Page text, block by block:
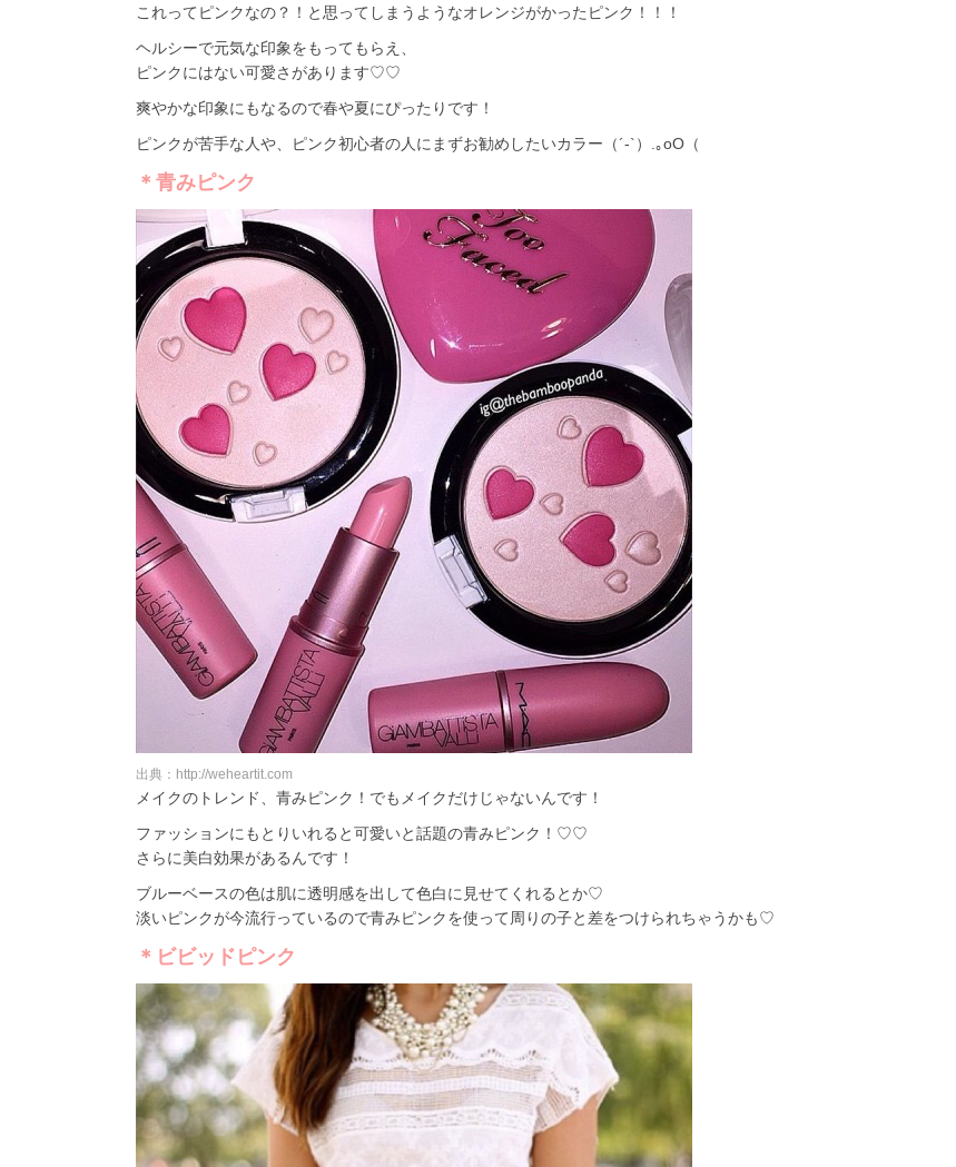
これってピンクなの？！と思ってしまうようなオレンジがかったピンク！！！
ヘルシーで元気な印象をもってもらえ、
ピンクにはない可愛さがあります♡♡
爽やかな印象にもなるので春や夏にぴったりです！
ピンクが苦手な人や、ピンク初心者の人にまずお勧めしたいカラー（´-`）.｡oO（
＊青みピンク
出典：http://weheartit.com
メイクのトレンド、青みピンク！でもメイクだけじゃないんです！
ファッションにもとりいれると可愛いと話題の青みピンク！♡♡
さらに美白効果があるんです！
ブルーベースの色は肌に透明感を出して色白に見せてくれるとか♡
淡いピンクが今流行っているので青みピンクを使って周りの子と差をつけられちゃうかも♡
＊ビビッドピンク